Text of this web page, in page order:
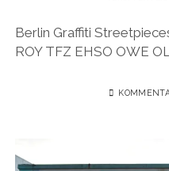
Berlin Graffiti
ROY TFZ EHSO OWE